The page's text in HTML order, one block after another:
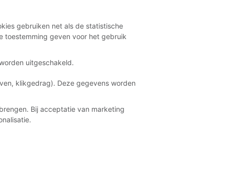
gebruiken net als de statistische
toestemming geven voor het gebruik
uitgeschakeld.
klikgedrag). Deze gegevens worden
Bij acceptatie van marketing